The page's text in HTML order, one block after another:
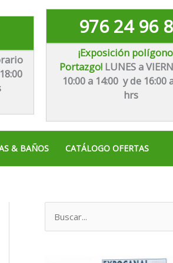
976 24 96
¡Exposición
Portazgo! LUNES a
10:00 a 14:00 y de 16:00
hrs
& BAÑOS CATÁLOGO OFERTAS
u